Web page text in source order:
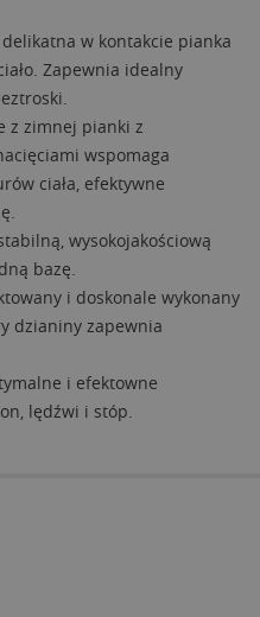
w kontakcie pianka
Zapewnia idealny
z zimnej pianki z
wspomaga
ciała, efektywne
wysokojakościową
bazę.
i doskonale wykonany
dzianiny zapewnia
i efektowne
lędźwi i stóp.